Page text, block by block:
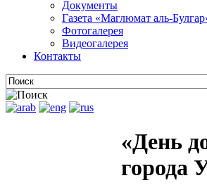
Документы
Газета «Маглюмат аль-
Фотогалерея
Видеогалерея
Контакты
«День
города